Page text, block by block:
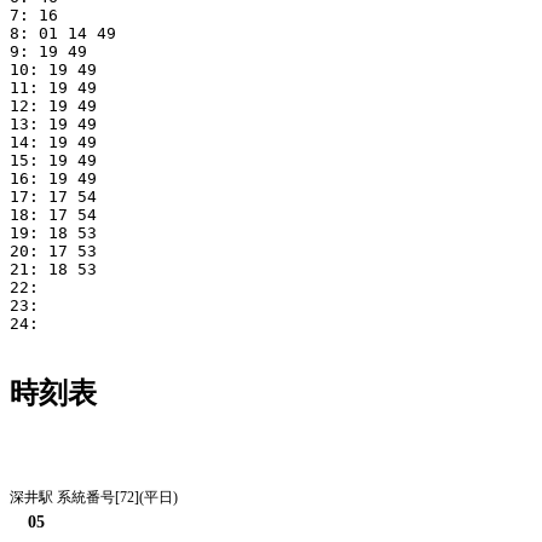
7: 16
8: 01 14 49
9: 19 49
10: 19 49
11: 19 49
12: 19 49
13: 19 49
14: 19 49
15: 19 49
16: 19 49
17: 17 54
18: 17 54
19: 18 53
20: 17 53
21: 18 53
22:
23:
24:
時刻表
深井駅 系統番号[72](平日)
05